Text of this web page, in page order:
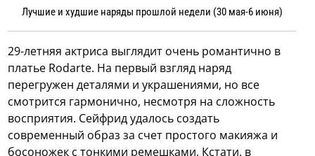
Лучшие и худшие наряды прошлой недели (30 мая-6 июня)
29-летняя актриса выглядит очень романтично в
платье Rodarte. На первый взгляд наряд
перегружен деталями и украшениями, но все
смотрится гармонично, несмотря на сложность
восприятия. Сейфрид удалось создать
современный образ за счет простого макияжа и
босоножек с тонкими ремешками. Кстати, в